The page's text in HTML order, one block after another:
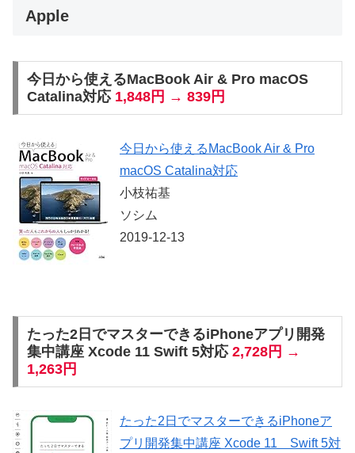
Apple
今日から使えるMacBook Air & Pro macOS
Catalina対応 1,848円 → 839円
今日から使えるMacBook Air & Pro
macOS Catalina対応
小枝祐基
ソシム
2019-12-13
たった2日でマスターできるiPhoneアプリ開発
集中講座 Xcode 11 Swift 5対応 2,728円 →
1,263円
たった2日でマスターできるiPhoneア
プリ開発集中講座 Xcode 11 Swift 5対